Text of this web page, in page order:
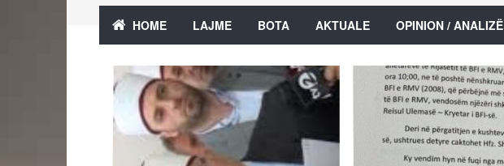
HOME LAJME BOTA AKTUALE OPINION / ANALIZË